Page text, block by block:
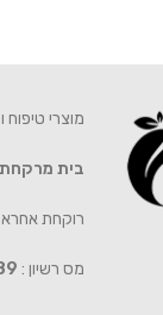
מוצרי
בית
רוקחת
מס רשיון :